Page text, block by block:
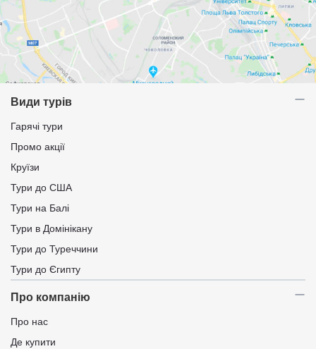
Види турів
Гарячі тури
Промо акції
Круїзи
Тури до США
Тури на Балі
Тури в Домінікану
Тури до Туреччини
Тури до Єгипту
Про компанію
Про нас
Де купити